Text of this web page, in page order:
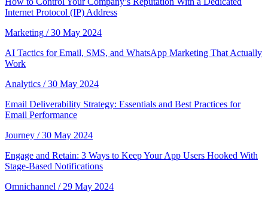
Internet Protocol (IP) Address
Marketing / 30 May 2024
AI Tactics for Email, SMS, and WhatsApp Marketing That Actually
Work
Analytics / 30 May 2024
Email Deliverability Strategy: Essentials and Best Practices for
Email Performance
Journey / 30 May 2024
Engage and Retain: 3 Ways to Keep Your App Users Hooked With
Stage-Based Notifications
Omnichannel / 29 May 2024